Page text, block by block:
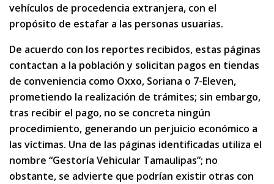
vehículos de procedencia extranjera, con el
propósito de estafar a las personas usuarias.
De acuerdo con los reportes recibidos, estas páginas
contactan a la población y solicitan pagos en tiendas
de conveniencia como Oxxo, Soriana o 7-Eleven,
prometiendo la realización de trámites; sin embargo,
tras recibir el pago, no se concreta ningún
procedimiento, generando un perjuicio económico a
las víctimas. Una de las páginas identificadas utiliza el
nombre “Gestoría Vehicular Tamaulipas”; no
obstante, se advierte que podrían existir otras con